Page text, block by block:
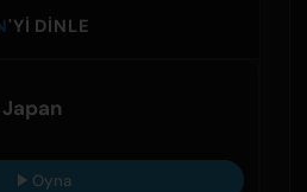
'YI DINLE
Oyna